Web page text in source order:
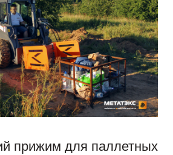
прижим для паллетных